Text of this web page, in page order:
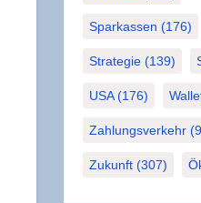
Sparkassen (176)
Strategie(139)
USA(176)
Zahlungsverkehr
Zukunft(307)